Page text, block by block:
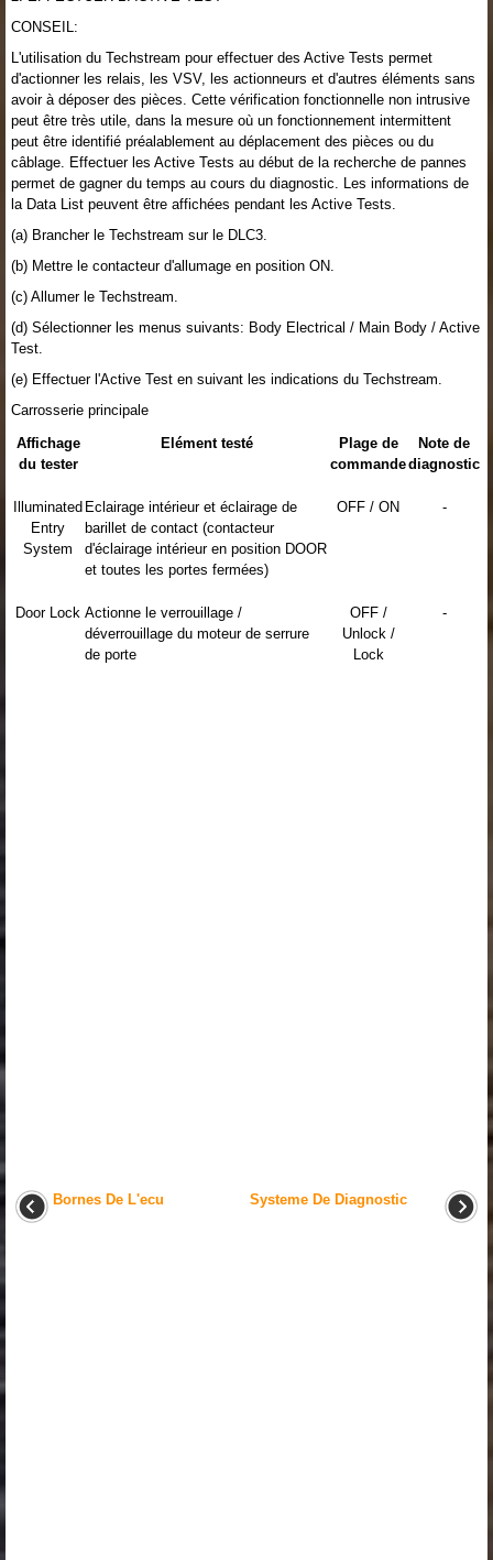
CONSEIL:
L'utilisation du Techstream pour effectuer des Active Tests permet
d'actionner les relais, les VSV, les actionneurs et d'autres éléments sans
avoir à déposer des pièces. Cette vérification fonctionnelle non intrusive
peut être très utile, dans la mesure où un fonctionnement intermittent
peut être identifié préalablement au déplacement des pièces ou du
câblage. Effectuer les Active Tests au début de la recherche de pannes
permet de gagner du temps au cours du diagnostic. Les informations de
la Data List peuvent être affichées pendant les Active Tests.
(a) Brancher le Techstream sur le DLC3.
(b) Mettre le contacteur d'allumage en position ON.
(c) Allumer le Techstream.
(d) Sélectionner les menus suivants: Body Electrical / Main Body / Active
Test.
(e) Effectuer l'Active Test en suivant les indications du Techstream.
Carrosserie principale
Affichage
du tester
Elément testé
Plage de
commande
Note de
diagnostic
Illuminated
Entry
System
Eclairage intérieur et éclairage de
barillet de contact (contacteur
d'éclairage intérieur en position DOOR
et toutes les portes fermées)
OFF / ON -
Door Lock Actionne le verrouillage /
déverrouillage du moteur de serrure
de porte
OFF /
Unlock /
Lock
-
Bornes De L'ecu Systeme De Diagnostic